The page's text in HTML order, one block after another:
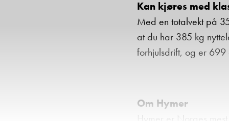
Kan kjøres med
Med en totalvekt på
at du har 385 kg
forhjulsdrift, og er
Om Hymer